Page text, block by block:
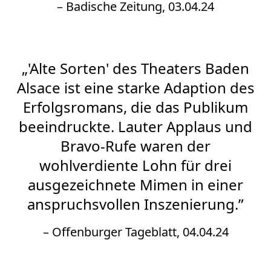
– Badische Zeitung, 03.04.24
„'Alte Sorten' des Theaters Baden
Alsace ist eine starke Adaption des
Erfolgsromans, die das Publikum
beeindruckte. Lauter Applaus und
Bravo-Rufe waren der
wohlverdiente Lohn für drei
ausgezeichnete Mimen in einer
anspruchsvollen Inszenierung.”
– Offenburger Tageblatt, 04.04.24